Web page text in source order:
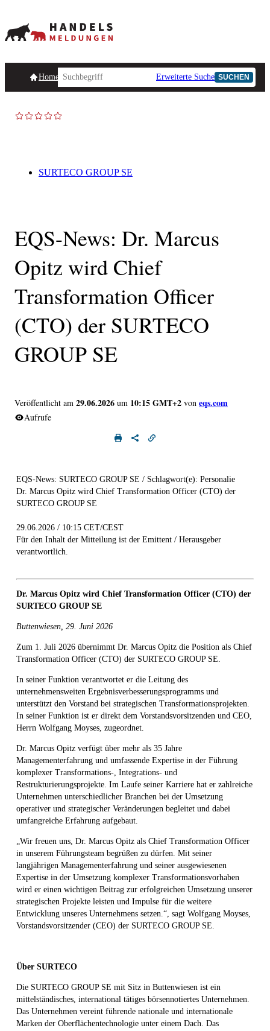
HomepageHandelsmeldungen Ad-Hoc-Meldungen
Erweiterte Suche SUCHEN
SURTECO GROUP SE
EQS-News: Dr. Marcus
Opitz wird Chief
Transformation Officer
(CTO) der SURTECO
GROUP SE
Veröffentlicht am 29.06.2026 um 10:15 GMT+2 von eqs.com
Aufrufe
EQS-News: SURTECO GROUP SE / Schlagwort(e): Personalie
Dr. Marcus Opitz wird Chief Transformation Officer (CTO) der
SURTECO GROUP SE
29.06.2026 / 10:15 CET/CEST
Für den Inhalt der Mitteilung ist der Emittent / Herausgeber
verantwortlich.
Dr. Marcus Opitz wird Chief Transformation Officer (CTO) der
SURTECO GROUP SE
Buttenwiesen, 29. Juni 2026
Zum 1. Juli 2026 übernimmt Dr. Marcus Opitz die Position als Chief
Transformation Officer (CTO) der SURTECO GROUP SE.
In seiner Funktion verantwortet er die Leitung des
unternehmensweiten Ergebnisverbesserungsprogramms und
unterstützt den Vorstand bei strategischen Transformationsprojekten.
In seiner Funktion ist er direkt dem Vorstandsvorsitzenden und CEO,
Herrn Wolfgang Moyses, zugeordnet.
Dr. Marcus Opitz verfügt über mehr als 35 Jahre
Managementerfahrung und umfassende Expertise in der Führung
komplexer Transformations-, Integrations- und
Restrukturierungsprojekte. Im Laufe seiner Karriere hat er zahlreiche
Unternehmen unterschiedlicher Branchen bei der Umsetzung
operativer und strategischer Veränderungen begleitet und dabei
umfangreiche Erfahrung aufgebaut.
„Wir freuen uns, Dr. Marcus Opitz als Chief Transformation Officer
in unserem Führungsteam begrüßen zu dürfen. Mit seiner
langjährigen Managementerfahrung und seiner ausgewiesenen
Expertise in der Umsetzung komplexer Transformationsvorhaben
wird er einen wichtigen Beitrag zur erfolgreichen Umsetzung unserer
strategischen Projekte leisten und Impulse für die weitere
Entwicklung unseres Unternehmens setzen.“, sagt Wolfgang Moyses,
Vorstandsvorsitzender (CEO) der SURTECO GROUP SE.
Über SURTECO
Die SURTECO GROUP SE mit Sitz in Buttenwiesen ist ein
mittelständisches, international tätiges börsennotiertes Unternehmen.
Das Unternehmen vereint führende nationale und internationale
Marken der Oberflächentechnologie unter einem Dach. Das